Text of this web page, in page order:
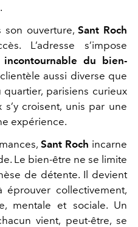
son ouverture,Sant Roch
L’adresse s’impose
du bien-
aussi diverse que
parisiens curieux
croisent, unis par une
expérience.
Sant Roch incarne
Le bien-être ne se limite
de détente. Il devient
collectivement,
mentale et sociale. Un
vient, peut-être, se